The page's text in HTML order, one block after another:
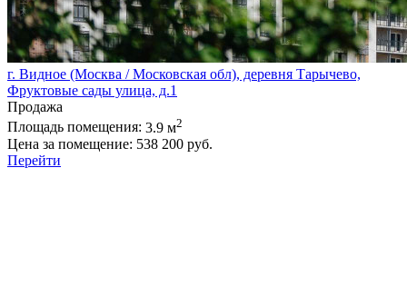
г. Видное (Москва / Московская обл), деревня Тарычево,
Фруктовые сады улица, д.1
Продажа
Площадь помещения: 3.9 м2
Цена за помещение: 538 200 руб.
Перейти